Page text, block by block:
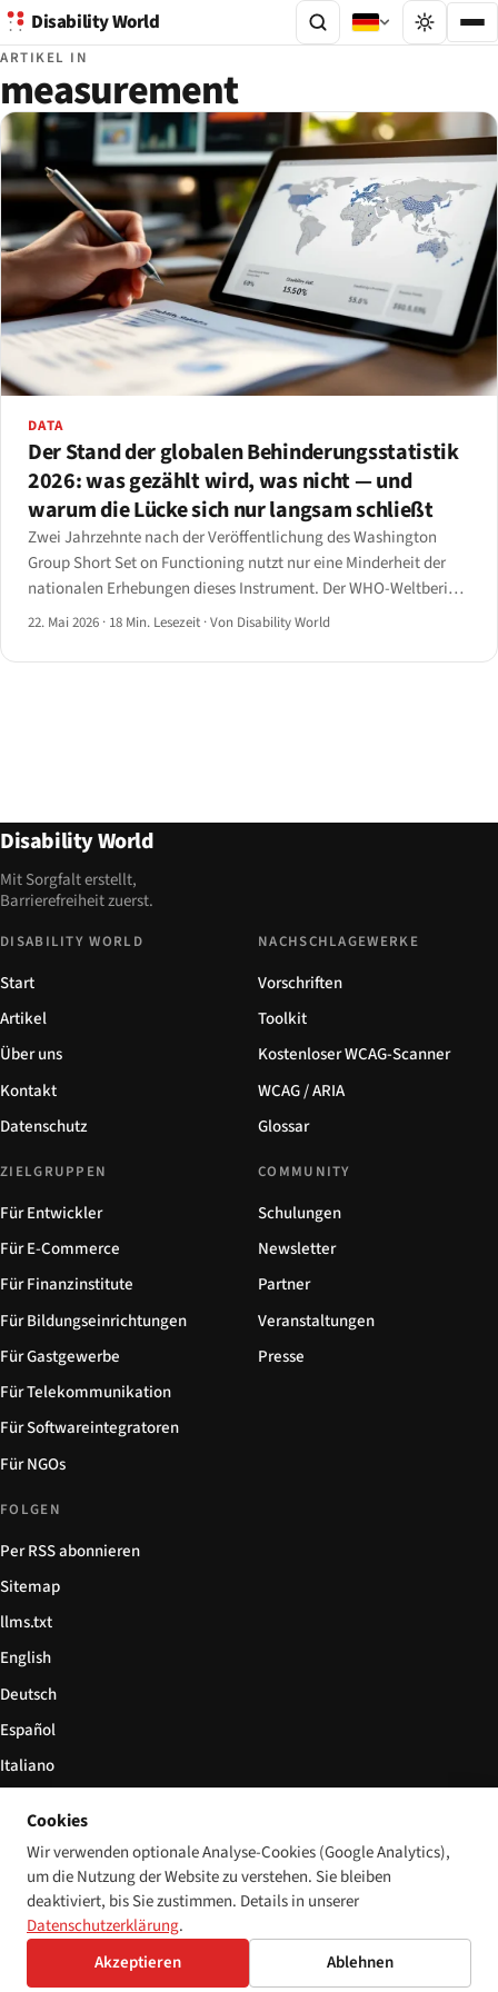
Disability World
ARTIKEL IN
measurement
DATA
Der Stand der globalen Behinderungsstatistik
2026: was gezählt wird, was nicht — und
warum die Lücke sich nur langsam schließt
Zwei Jahrzehnte nach der Veröffentlichung des Washington
Group Short Set on Functioning nutzt nur eine Minderheit der
nationalen Erhebungen dieses Instrument. Der WHO-Weltbericht
über Behinderung 2024 und das UN-DESA-Kompendium 2025
22. Mai 2026 · 18 Min. Lesezeit ·Von Disability World
Disability World
Mit Sorgfalt erstellt,
Barrierefreiheit zuerst.
DISABILITY WORLD
Start
Artikel
Über uns
Kontakt
Datenschutz
NACHSCHLAGEWERKE
Vorschriften
Toolkit
Kostenloser WCAG-Scanner
WCAG / ARIA
Glossar
ZIELGRUPPEN
Für Entwickler
Für E-Commerce
Für Finanzinstitute
Für Bildungseinrichtungen
Für Gastgewerbe
Für Telekommunikation
Für Softwareintegratoren
Für NGOs
COMMUNITY
Schulungen
Newsletter
Partner
Veranstaltungen
Presse
FOLGEN
Per RSS abonnieren
Sitemap
llms.txt
English
Deutsch
Español
Italiano
© 2026 Disability World. Alle Rechte vorbehalten. Cookie-Einstellungen
EnglishDeutschEspañol 简体中文Polski
Cookies
Wir verwenden optionale Analyse-Cookies (Google Analytics),
um die Nutzung der Website zu verstehen. Sie bleiben
deaktiviert, bis Sie zustimmen. Details in unserer
Datenschutzerklärung.
Akzeptieren
Ablehnen